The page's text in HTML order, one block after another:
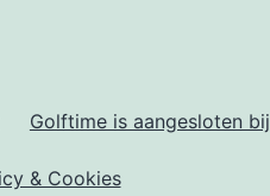
Golftime is aangesloten bij
& Cookies